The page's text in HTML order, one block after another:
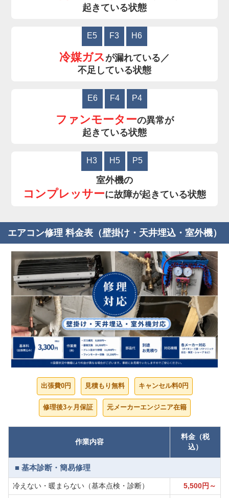
起きている状態
E5 F3 H6
冷媒ガス が漏れている／
不足している状態
E6 F4 P4
ファンモーターの異常が
起きている状態
H3 H5 P5
室外機の
コンプレッサーに故障が起きている状態
エアコン修理 料金表（壁掛け・天井埋込・室外機）
出張費0円 見積もり無料 キャンセル料0円
修理後3ヶ月保証 元メーカーエンジニア在籍
作業内容
料金（税
込）
■ 基本診断・簡易修理
冷えない・暖まらない（基本点検・診断） 5,500円～